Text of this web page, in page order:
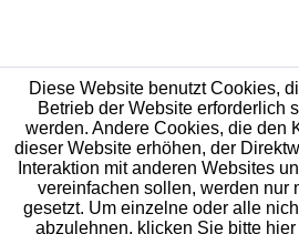
Diese Website benutzt Cookies,
Betrieb der Website erforderlich
werden. Andere Cookies, die den
dieser Website erhöhen, der
Interaktion mit anderen Websites
vereinfachen sollen, werden nur
gesetzt. Um einzelne oder alle
abzulehnen, klicken Sie bitte